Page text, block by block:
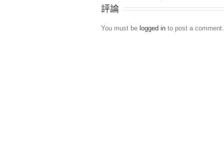
評論
You must be logged in to post a comment.